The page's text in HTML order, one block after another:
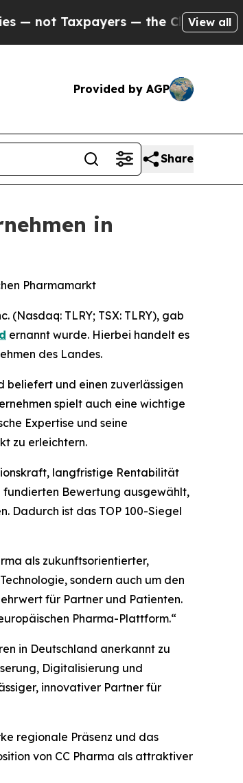
— the Chance to Cash in on
View all
Provided by AGP
Share
in
Pharmamarkt
(Nasdaq: TLRY; TSX: TLRY), gab
ernannt wurde. Hierbei handelt es
des Landes.
beliefert und einen zuverlässigen
spielt auch eine wichtige
Expertise und seine
zu erleichtern.
langfristige Rentabilität
fundierten Bewertung ausgewählt,
Dadurch ist das TOP 100-Siegel
als zukunftsorientierter,
sondern auch um den
für Partner und Patienten.
Pharma-Plattform.“
in Deutschland anerkannt zu
Digitalisierung und
innovativer Partner für
regionale Präsenz und das
von CC Pharma als attraktiver